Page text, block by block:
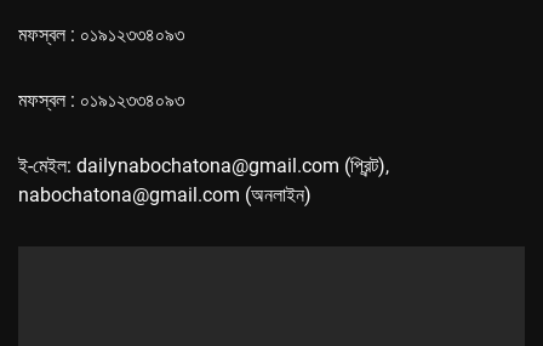
মফস্বল : ০১৯১২৩৩৪০৯৩
মফস্বল : ০১৯১২৩৩৪০৯৩
ই-মেইল: dailynabochatona@gmail.com (প্রিন্ট),
nabochatona@gmail.com (অনলাইন)